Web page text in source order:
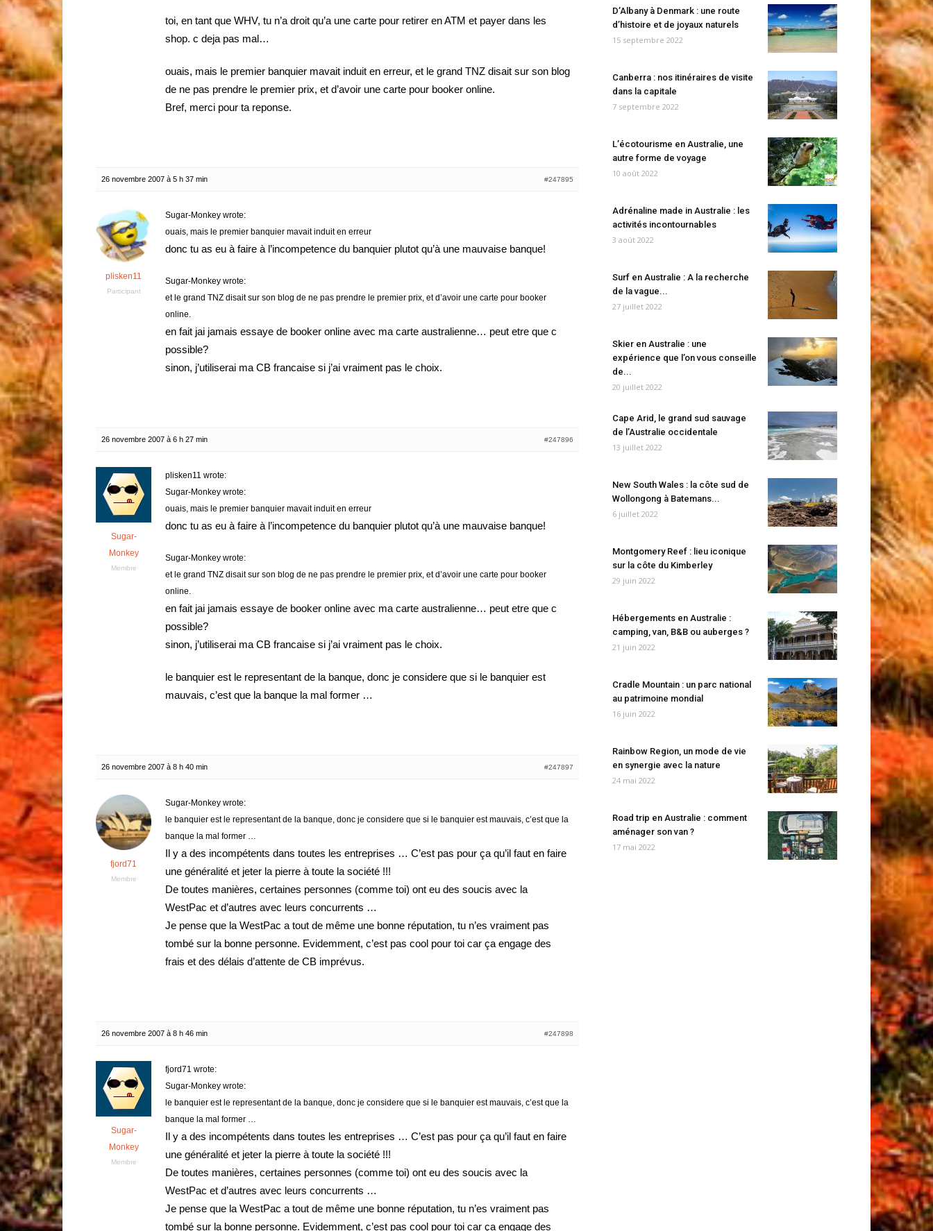
toi, en tant que WHV, tu n’a droit qu’a une carte pour retirer en ATM et payer dans les
shop. c deja pas mal…
ouais, mais le premier banquier mavait induit en erreur, et le grand TNZ disait sur son blog
de ne pas prendre le premier prix, et d’avoir une carte pour booker online.
Bref, merci pour ta reponse.
26 novembre 2007 à 5 h 37 min #247895
plisken11
Participant
Sugar-Monkey wrote:
ouais, mais le premier banquier mavait induit en erreur
donc tu as eu à faire à l’incompetence du banquier plutot qu’à une mauvaise banque!
Sugar-Monkey wrote:
et le grand TNZ disait sur son blog de ne pas prendre le premier prix, et d’avoir une carte pour booker
online.
en fait jai jamais essaye de booker online avec ma carte australienne… peut etre que c
possible?
sinon, j’utiliserai ma CB francaise si j’ai vraiment pas le choix.
26 novembre 2007 à 6 h 27 min #247896
Sugar-
Monkey
Membre
plisken11 wrote:
Sugar-Monkey wrote:
ouais, mais le premier banquier mavait induit en erreur
donc tu as eu à faire à l’incompetence du banquier plutot qu’à une mauvaise banque!
Sugar-Monkey wrote:
et le grand TNZ disait sur son blog de ne pas prendre le premier prix, et d’avoir une carte pour booker
online.
en fait jai jamais essaye de booker online avec ma carte australienne… peut etre que c
possible?
sinon, j’utiliserai ma CB francaise si j’ai vraiment pas le choix.
le banquier est le representant de la banque, donc je considere que si le banquier est
mauvais, c’est que la banque la mal former …
26 novembre 2007 à 8 h 40 min #247897
fjord71
Membre
Sugar-Monkey wrote:
le banquier est le representant de la banque, donc je considere que si le banquier est mauvais, c’est que la
banque la mal former …
Il y a des incompétents dans toutes les entreprises … C’est pas pour ça qu’il faut en faire
une généralité et jeter la pierre à toute la société !!!
De toutes manières, certaines personnes (comme toi) ont eu des soucis avec la
WestPac et d’autres avec leurs concurrents …
Je pense que la WestPac a tout de même une bonne réputation, tu n’es vraiment pas
tombé sur la bonne personne. Evidemment, c’est pas cool pour toi car ça engage des
frais et des délais d’attente de CB imprévus.
26 novembre 2007 à 8 h 46 min #247898
Sugar-
Monkey
Membre
fjord71 wrote:
Sugar-Monkey wrote:
le banquier est le representant de la banque, donc je considere que si le banquier est mauvais, c’est que la
banque la mal former …
Il y a des incompétents dans toutes les entreprises … C’est pas pour ça qu’il faut en faire
une généralité et jeter la pierre à toute la société !!!
De toutes manières, certaines personnes (comme toi) ont eu des soucis avec la
WestPac et d’autres avec leurs concurrents …
Je pense que la WestPac a tout de même une bonne réputation, tu n’es vraiment pas
tombé sur la bonne personne. Evidemment, c’est pas cool pour toi car ça engage des
D’Albany à Denmark : une route
d’histoire et de joyaux naturels
15 septembre 2022
Canberra : nos itinéraires de visite
dans la capitale
7 septembre 2022
L’écotourisme en Australie, une
autre forme de voyage
10 août 2022
Adrénaline made in Australie : les
activités incontournables
3 août 2022
Surf en Australie : A la recherche
de la vague...
27 juillet 2022
Skier en Australie : une
expérience que l’on vous conseille
de...
20 juillet 2022
Cape Arid, le grand sud sauvage
de l’Australie occidentale
13 juillet 2022
New South Wales : la côte sud de
Wollongong à Batemans...
6 juillet 2022
Montgomery Reef : lieu iconique
sur la côte du Kimberley
29 juin 2022
Hébergements en Australie :
camping, van, B&B ou auberges ?
21 juin 2022
Cradle Mountain : un parc national
au patrimoine mondial
16 juin 2022
Rainbow Region, un mode de vie
en synergie avec la nature
24 mai 2022
Road trip en Australie : comment
aménager son van ?
17 mai 2022